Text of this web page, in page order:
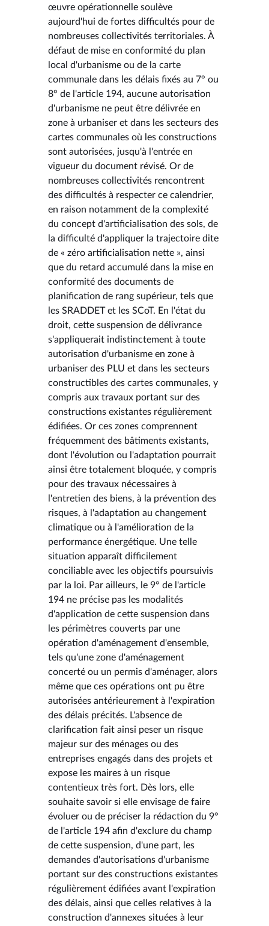
œuvre opérationnelle soulève
aujourd'hui de fortes difficultés pour de
nombreuses collectivités territoriales. À
défaut de mise en conformité du plan
local d'urbanisme ou de la carte
communale dans les délais fixés au 7° ou
8° de l'article 194, aucune autorisation
d'urbanisme ne peut être délivrée en
zone à urbaniser et dans les secteurs des
cartes communales où les constructions
sont autorisées, jusqu'à l'entrée en
vigueur du document révisé. Or de
nombreuses collectivités rencontrent
des difficultés à respecter ce calendrier,
en raison notamment de la complexité
du concept d'artificialisation des sols, de
la difficulté d'appliquer la trajectoire dite
de « zéro artificialisation nette », ainsi
que du retard accumulé dans la mise en
conformité des documents de
planification de rang supérieur, tels que
les SRADDET et les SCoT. En l'état du
droit, cette suspension de délivrance
s'appliquerait indistinctement à toute
autorisation d'urbanisme en zone à
urbaniser des PLU et dans les secteurs
constructibles des cartes communales, y
compris aux travaux portant sur des
constructions existantes régulièrement
édifiées. Or ces zones comprennent
fréquemment des bâtiments existants,
dont l'évolution ou l'adaptation pourrait
ainsi être totalement bloquée, y compris
pour des travaux nécessaires à
l'entretien des biens, à la prévention des
risques, à l'adaptation au changement
climatique ou à l'amélioration de la
performance énergétique. Une telle
situation apparaît difficilement
conciliable avec les objectifs poursuivis
par la loi. Par ailleurs, le 9° de l'article
194 ne précise pas les modalités
d'application de cette suspension dans
les périmètres couverts par une
opération d'aménagement d'ensemble,
tels qu'une zone d'aménagement
concerté ou un permis d'aménager, alors
même que ces opérations ont pu être
autorisées antérieurement à l'expiration
des délais précités. L'absence de
clarification fait ainsi peser un risque
majeur sur des ménages ou des
entreprises engagés dans des projets et
expose les maires à un risque
contentieux très fort. Dès lors, elle
souhaite savoir si elle envisage de faire
évoluer ou de préciser la rédaction du 9°
de l'article 194 afin d'exclure du champ
de cette suspension, d'une part, les
demandes d'autorisations d'urbanisme
portant sur des constructions existantes
régulièrement édifiées avant l'expiration
des délais, ainsi que celles relatives à la
construction d'annexes situées à leur